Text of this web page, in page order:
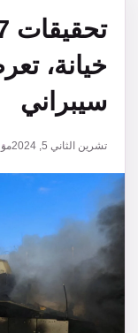
خيانة،
سيبراني
تشرين الثاني 5, 2024